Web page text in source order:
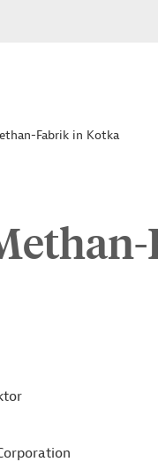
Fabrik in Kotka